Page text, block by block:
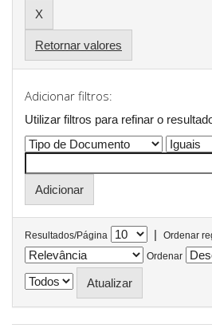
Retornar valores
Adicionar filtros:
Utilizar filtros para refinar o
Resultados/Página |
Ordenar
Ordenar